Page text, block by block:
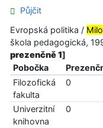
Půjčit
Evropská politika /
škola pedagogická,
prezenčně 1]
Pobočka
Filozofická
fakulta
0
Univerzitní
knihovna
0